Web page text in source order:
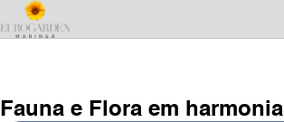
Fauna e Flora em harmonia